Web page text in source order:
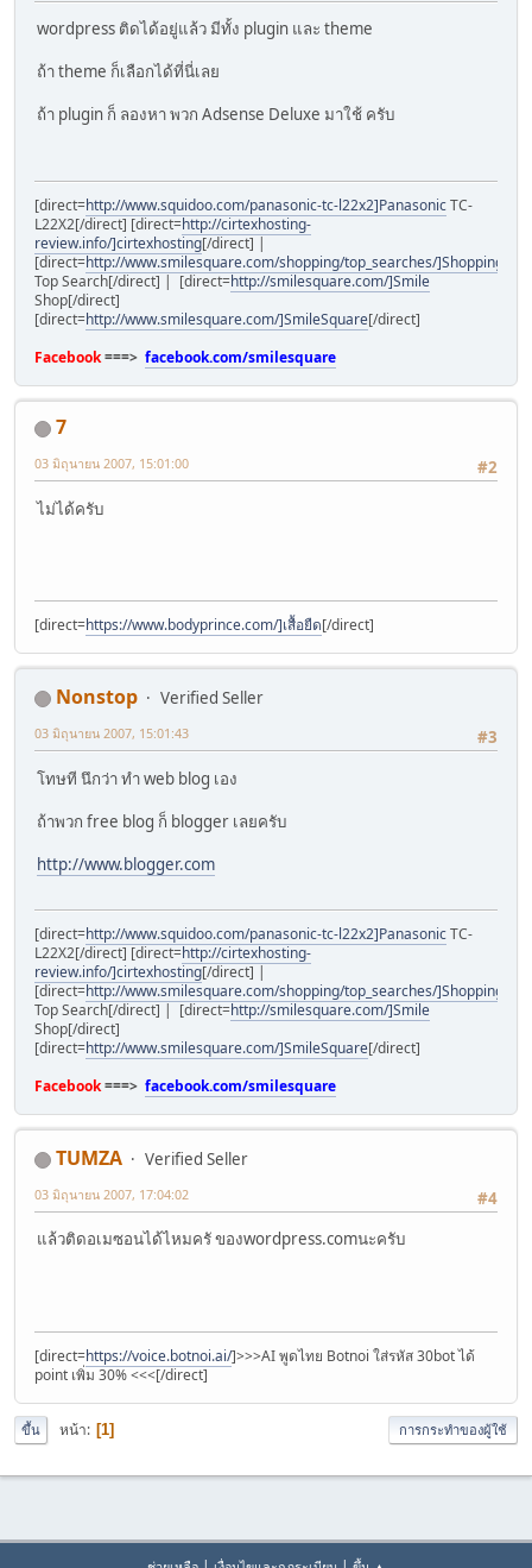
wordpress ติดได้อยู่แล้ว มีทั้ง plugin และ theme
ถ้า theme ก็เลือกได้ที่นี่เลย
ถ้า plugin ก็ ลองหา พวก Adsense Deluxe มาใช้ ครับ
[direct=http://www.squidoo.com/panasonic-tc-l22x2]PanasonicTC-
L22X2[/direct] [direct=http://cirtexhosting-
review.info/]cirtexhosting[/direct] |
[direct=http://www.smilesquare.com/shopping/top_searches/]Shopping
Top Search[/direct] | [direct=http://smilesquare.com/]Smile
Shop[/direct]
[direct=http://www.smilesquare.com/]SmileSquare[/direct]
Facebook===> facebook.com/smilesquare
7
#2
03 มิถุนายน 2007, 15:01:00
ไม่ได้ครับ
[direct=https://www.bodyprince.com/]เสื้อยืด[/direct]
Nonstop
Verified Seller
#3
03 มิถุนายน 2007, 15:01:43
โทษที นึกว่า ทำ web blog เอง
ถ้าพวก free blog ก็ blogger เลยครับ
http://www.blogger.com
[direct=http://www.squidoo.com/panasonic-tc-l22x2]PanasonicTC-
L22X2[/direct] [direct=http://cirtexhosting-
review.info/]cirtexhosting[/direct] |
[direct=http://www.smilesquare.com/shopping/top_searches/]Shopping
Top Search[/direct] | [direct=http://smilesquare.com/]Smile
Shop[/direct]
[direct=http://www.smilesquare.com/]SmileSquare[/direct]
Facebook===> facebook.com/smilesquare
TUMZA
Verified Seller
#4
03 มิถุนายน 2007, 17:04:02
แล้วติดอเมซอนได้ไหมครั ของwordpress.comนะครับ
[direct=https://voice.botnoi.ai/]>>>AI พูดไทย Botnoi ใส่รหัส 30bot ได้
point เพิ่ม 30% <<<[/direct]
ขึ้น หน้า 1 การกระทำของผู้ใช้